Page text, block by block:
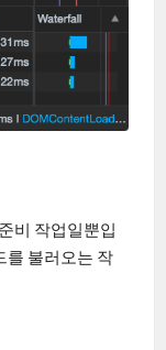
비 작업일뿐입
를 불러오는 작